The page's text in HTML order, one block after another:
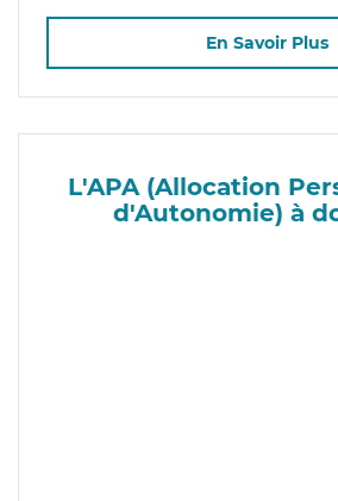
En Savoir Plus
L'APA (Allocation
d'Autonomie) à